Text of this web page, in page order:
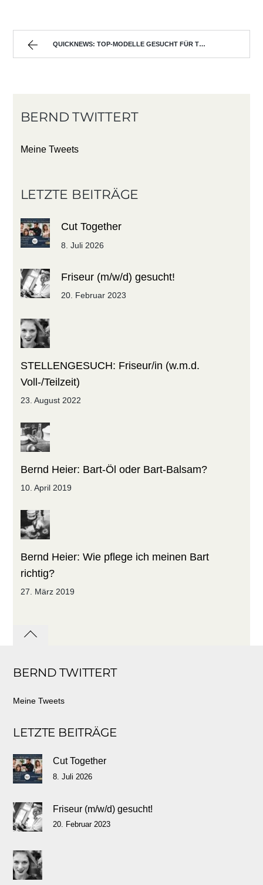
QUICKNEWS: TOP-MODELLE GESUCHT FÜR TOP-AUSBILDUNG
BERND TWITTERT
Meine Tweets
LETZTE BEITRÄGE
Cut Together
8. Juli 2026
Friseur (m/w/d) gesucht!
20. Februar 2023
STELLENGESUCH: Friseur/in (w.m.d.
Voll-/Teilzeit)
23. August 2022
Bernd Heier: Bart-Öl oder Bart-Balsam?
10. April 2019
Bernd Heier: Wie pflege ich meinen Bart
richtig?
27. März 2019
Back
top
BERND TWITTERT
Meine Tweets
LETZTE BEITRÄGE
Cut Together
8. Juli 2026
Friseur (m/w/d) gesucht!
20. Februar 2023